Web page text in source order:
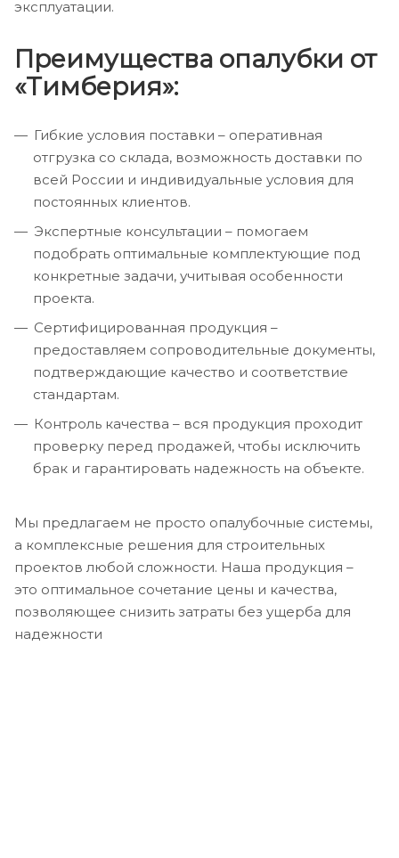
эксплуатации.
Преимущества опалубки от
«Тимберия»:
Гибкие условия поставки – оперативная
отгрузка со склада, возможность доставки по
всей России и индивидуальные условия для
постоянных клиентов.
Экспертные консультации – помогаем
подобрать оптимальные комплектующие под
конкретные задачи, учитывая особенности
проекта.
Сертифицированная продукция –
предоставляем сопроводительные документы,
подтверждающие качество и соответствие
стандартам.
Контроль качества – вся продукция проходит
проверку перед продажей, чтобы исключить
брак и гарантировать надежность на объекте.
Мы предлагаем не просто опалубочные системы,
а комплексные решения для строительных
проектов любой сложности. Наша продукция –
это оптимальное сочетание цены и качества,
позволяющее снизить затраты без ущерба для
надежности